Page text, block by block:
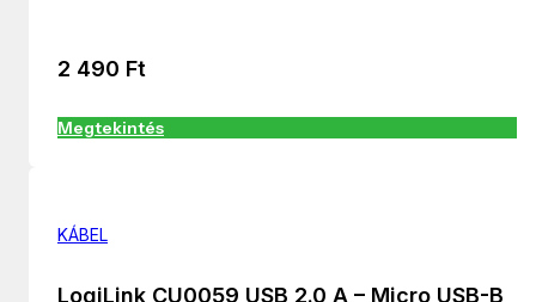
2 490 Ft
Megtekintés
KÁBEL
LogiLink CU0059 USB 2.0 A – Micro USB-B